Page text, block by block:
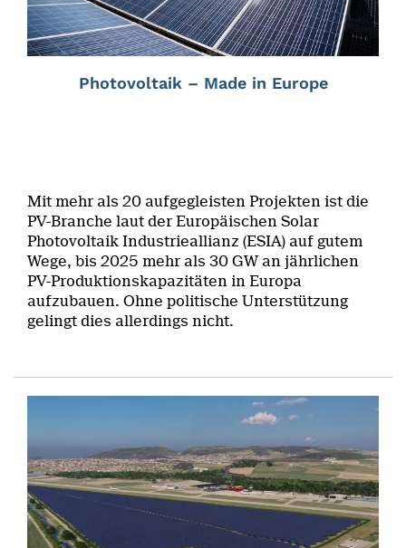
Photovoltaik – Made in Europe
Mit mehr als 20 aufgegleisten Projekten ist die
PV-Branche laut der Europäischen Solar
Photovoltaik Industrieallianz (ESIA) auf gutem
Wege, bis 2025 mehr als 30 GW an jährlichen
PV-Produktionskapazitäten in Europa
aufzubauen. Ohne politische Unterstützung
gelingt dies allerdings nicht.